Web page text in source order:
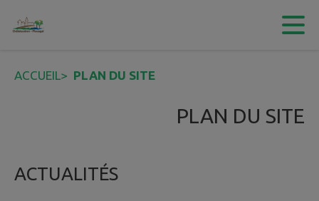
Contenu
ACCUEIL> PLAN DU SITE
PLAN DU SITE
ACTUALITÉS